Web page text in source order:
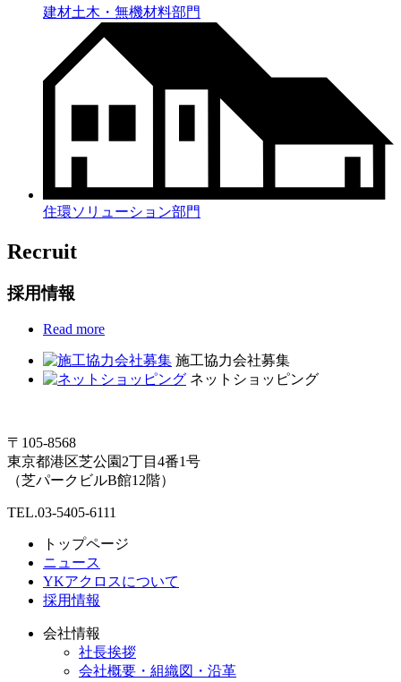
建材土木・無機材料部門
住環ソリューション部門
Recruit
採用情報
Read more
施工協力会社募集
ネットショッピング
〒105-8568
東京都港区芝公園2丁目4番1号
（芝パークビルB館12階）
TEL.03-5405-6111
トップページ
ニュース
YKアクロスについて
採用情報
会社情報
社長挨拶
会社概要・組織図・沿革